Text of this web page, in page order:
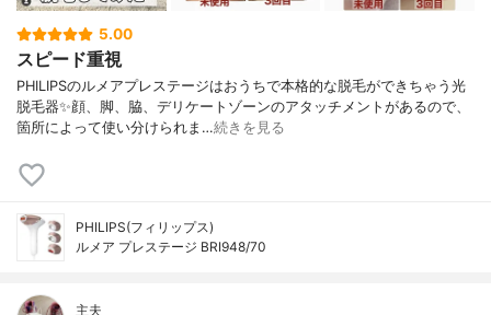
5.00
スピード重視
PHILIPSのルメアプレステージはおうちで本格的な脱毛ができちゃう光
脱毛器✨顔、脚、脇、デリケートゾーンのアタッチメントがあるので、
箇所によって使い分けられま…続きを見る
PHILIPS(フィリップス)
ルメア プレステージ BRI948/70
主夫